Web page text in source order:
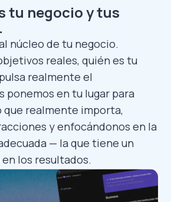
tu negocio y tus
núcleo de tu negocio.
reales, quién es tu
realmente el
ponemos en tu lugar para
realmente importa,
y enfocándonos en la
— la que tiene un
los resultados.